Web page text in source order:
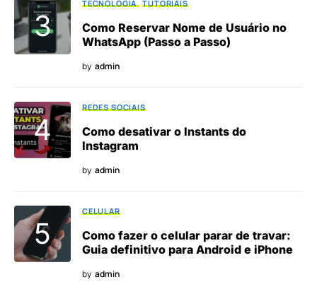
TECNOLOGIA TUTORIAIS
Como Reservar Nome de Usuário no
WhatsApp (Passo a Passo)
by admin
REDES SOCIAIS
Como desativar o Instants do
Instagram
by admin
CELULAR
Como fazer o celular parar de travar:
Guia definitivo para Android e iPhone
by admin